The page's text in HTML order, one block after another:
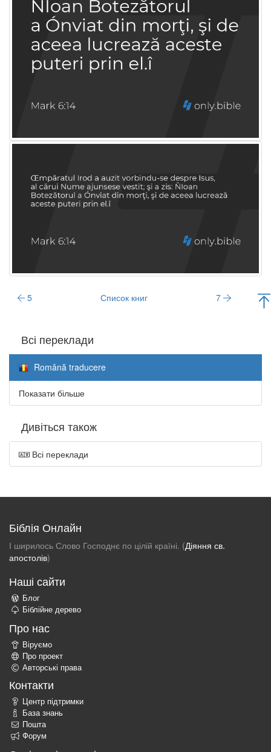
5 Список книг 7
Всі переклади
Română traducere
Показати більше
Дивіться також
Всі переклади
Біблія Онлайн
І ширилось Слово Господнє по цілій країні. (Діяння св.
апостолів)
Наші сайти
Блог
Біблійне дерево
Про нас
Віруємо
Про проект
Авторські права
Контакти
Центр підтримки
База знань
Пошта
Форум